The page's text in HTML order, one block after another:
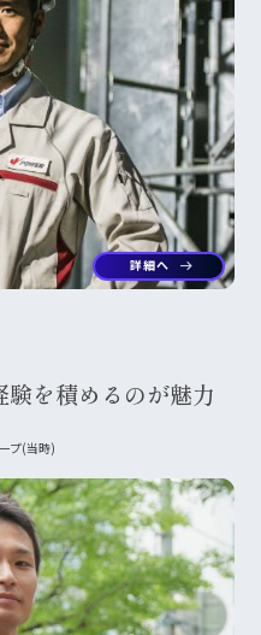
詳細へ arrow_right_alt
を積めるのが魅力
プ(当時)